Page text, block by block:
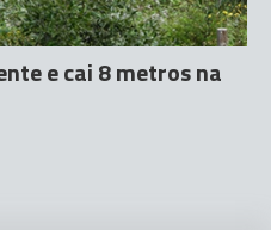
e cai 8 metros na